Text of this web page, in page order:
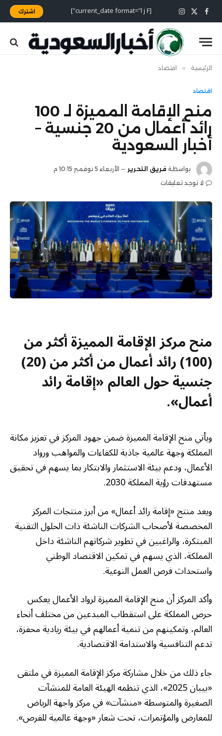
فيسبوك
X
(Twitter)
الانستغرام [current_date format="l j F"] اشترك
الرئيسية » اقتصاد
اقتصاد
منح الإقامة المميزة لـ 100
رائد أعمال من 20 جنسية –
أخبار السعودية
بواسطة فريق التحرير
الأربعاء 5 نوفمبر 10:15 م
لا توجد تعليقات
منح مركز الإقامة المميزة أكثر من
(100) رائد أعمال من أكثر من (20)
جنسية حول العالم «إقامة رائد
أعمال».
ويأتي منح الإقامة المميزة ضمن جهود المركز في تعزيز مكانة
المملكة وجهة عالمية جاذبة للكفاءات والمواهب ورواد
الأعمال، ودعم بيئة الاستثمار والابتكار بما يسهم في تحقيق
مستهدفات رؤية المملكة 2030.
ويعد منتج «إقامة رائد أعمال» من أبرز منتجات المركز
المخصصة لأصحاب الشركات الناشئة ذات الحلول التقنية
المبتكرة، والراغبين في تطوير شركاتهم الناشئة داخل
المملكة، الذي يسهم في تمكين الاقتصاد الوطني
واستحداث فرص العمل النوعية.
وأكد المركز أن منح الإقامة المميزة لرواد الأعمال يعكس
حرص المملكة على استقطاب المبدعين من مختلف أنحاء
العالم، وتمكينهم من تنمية أعمالهم في بيئة ريادية محفزة،
تدعم التنافسية والاستدامة الاقتصادية.
جاء ذلك من خلال مشاركة مركز الإقامة المميزة في ملتقى
«بيبان 2025»، الذي تنظمه الهيئة العامة للمنشآت
الصغيرة والمتوسطة «منشآت» في مركز واجهة الرياض
للمعارض والمؤتمرات، تحت شعار «وجهة عالمية للفرص».